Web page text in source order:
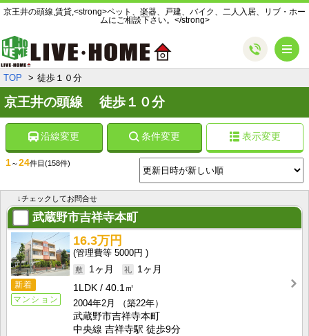
京王井の頭線,賃貸,<strong>ペット、楽器、戸建、バイク、二人入居、リブ・ホー
ムにご相談下さい。</strong>
TOP 徒歩１０分
京王井の頭線 徒歩１０分
沿線変更 条件変更 表示変更
1～24件目 (158件)
↓チェックしてお問合せ
武蔵野市吉祥寺本町
新着
マンション
16.3万円
5000円
1ヶ月
1ヶ月
1LDK
40.1㎡
2004年2月
（築22年）
武蔵野市吉祥寺本町
中央線 吉祥寺駅 徒歩9分